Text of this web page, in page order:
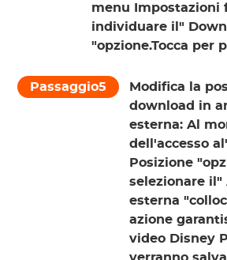
menu Impostazioni
individuare il"
"opzione.Tocca per
Passaggio5
Modifica la
download in
esterna:Al
dell'accesso
Posizione
selezionare il"
esterna
azione
video Disney
verranno